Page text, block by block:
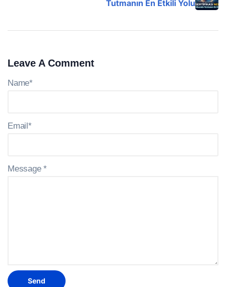
Tutmanın En Etkili Yolu
Leave A Comment
Name*
Email*
Message *